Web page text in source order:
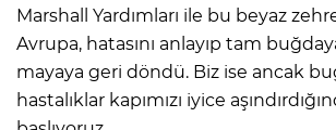
Marshall Yardımları ile bu beyaz zehre
Avrupa, hatasını anlayıp tam
mayaya geri döndü. Biz ise ancak
hastalıklar kapımızı iyice